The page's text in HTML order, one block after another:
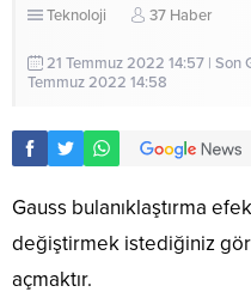
Teknoloji 37 Haber
21 Temmuz 2022 14:57 | Son
Temmuz 2022 14:58
Gauss bulanıklaştırma
değiştirmek istediğiniz
açmaktır.